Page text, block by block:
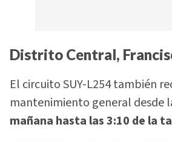
Distrito Central,
El circuito SUY-L254 también
mantenimiento general desde
mañana hasta las 3:10 de la